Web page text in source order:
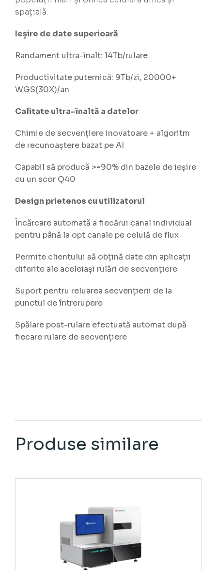
spațială.
Ieșire de date superioară
Randament ultra-înalt: 14Tb/rulare
Productivitate puternică: 9Tb/zi, 20000+
WGS(30X)/an
Calitate ultra-înaltă a datelor
Chimie de secvențiere inovatoare + algoritm
de recunoaștere bazat pe AI
Capabil să producă >=90% din bazele de ieșire
cu un scor Q40
Design prietenos cu utilizatorul
Încărcare automată a fiecărui canal individual
pentru până la opt canale pe celulă de flux
Permite clientului să obțină date din aplicații
diferite ale aceleiași rulări de secvențiere
Suport pentru reluarea secvențierii de la
punctul de întrerupere
Spălare post-rulare efectuată automat după
fiecare rulare de secvențiere
Produse similare